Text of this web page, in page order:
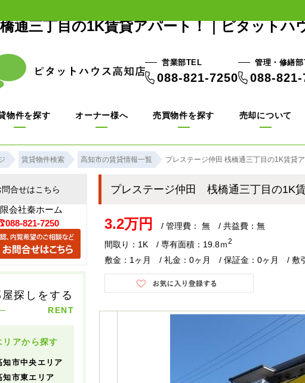
通三丁目の1K賃貸アパート！｜ピタットハ
営業部TEL
088-821-7250
管理・修繕
088-821-
物件を探す オーナー様へ 売買物件を探す 売却について
賃貸物件検索 高知市の賃貸情報一覧 プレステージ仲田 桟橋通三丁目の1K賃貸
プレステージ仲田 桟橋通三丁目の1K
3.2万円
/ 管理費： 無 / 共益費：無
間取り：1K / 専有面積：19.8ｍ2
敷金：1ヶ月 / 礼金：0ヶ月 / 保証金：0ヶ月 / 敷
問合せはこちら
会社秦ホーム
088-821-7250
探しをする
RENT
リアから探す
知市中央エリア
知市東エリア